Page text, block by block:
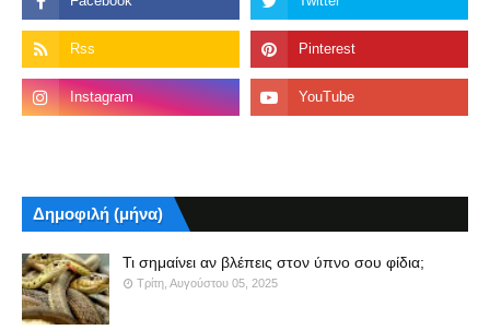
Δημοφιλή (μήνα)
Τι σημαίνει αν βλέπεις στον ύπνο σου φίδια;
Τρίτη, Αυγούστου 05, 2025